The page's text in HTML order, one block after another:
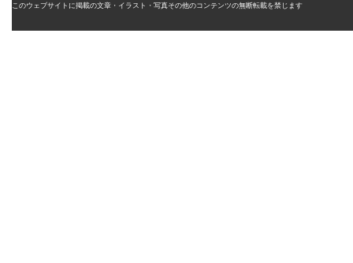
このウェブサイトに掲載の文章・イラスト・写真その他のコンテンツの無断転載を禁じます